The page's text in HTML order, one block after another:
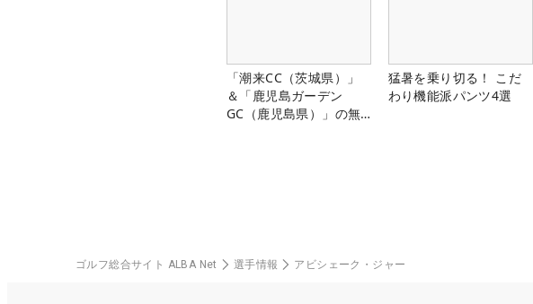
「潮来CC（茨城県）」
＆「鹿児島ガーデン
GC（鹿児島県）」の無
猛暑を乗り切る！ こだ
わり機能派パンツ4選
ゴルフ総合サイト ALBA Net 選手情報 アビシェーク・ジャー